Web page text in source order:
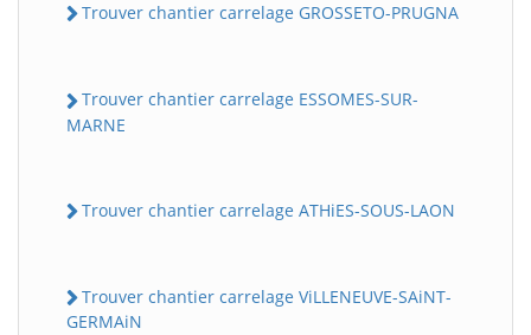
Trouver chantier carrelage GROSSETO-PRUGNA
Trouver chantier carrelage ESSOMES-SUR-
MARNE
Trouver chantier carrelage ATHiES-SOUS-LAON
Trouver chantier carrelage ViLLENEUVE-SAiNT-
GERMAiN